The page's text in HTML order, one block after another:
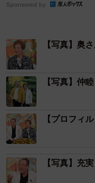
Sponsored by
【写真】奥
【写真】仲
【プロフィ
【写真】充